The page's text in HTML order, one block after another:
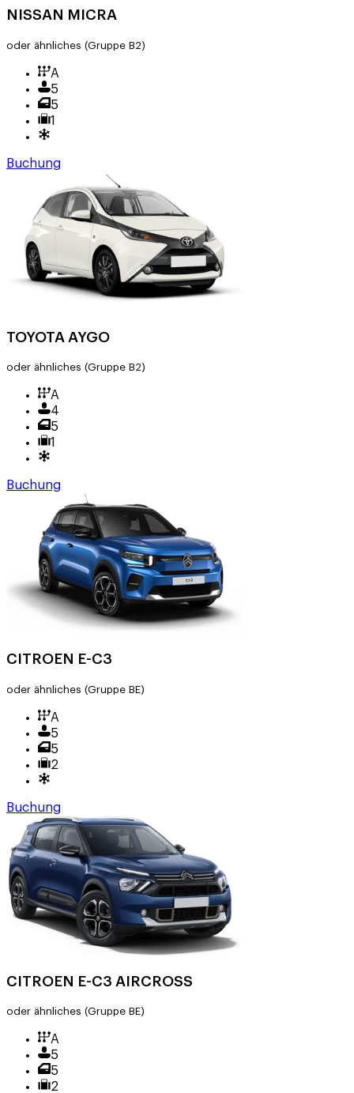
NISSAN MICRA
oder ähnliches (Gruppe B2)
A
5
5
1
Buchung
TOYOTA AYGO
oder ähnliches (Gruppe B2)
A
4
5
1
Buchung
CITROEN E-C3
oder ähnliches (Gruppe BE)
A
5
5
2
Buchung
CITROEN E-C3 AIRCROSS
oder ähnliches (Gruppe BE)
A
5
5
2